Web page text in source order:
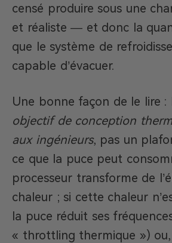
censé produire sous une
et réaliste — et donc la
que le système de
capable d’évacuer.
Une bonne façon de le lire :
objectif de conception
aux ingénieurs, pas un
ce que la puce peut
processeur transforme de
chaleur ; si cette chaleur
la puce réduit ses
« throttling thermique »)